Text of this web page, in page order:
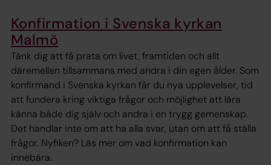
Konfirmation i Svenska kyrkan
Malmö
Tänk dig att få prata om livet, framtiden och allt
däremellan tillsammans med andra i din egen ålder. Som
konfirmand i Svenska kyrkan får du nya upplevelser, tid
att fundera kring viktiga frågor och möjlighet att lära
känna både dig själv och andra i en trygg gemenskap.
Det handlar inte om att ha alla svar, utan om att få ställa
frågor. Nyfiken? Läs mer om vad konfirmation kan
innebära.